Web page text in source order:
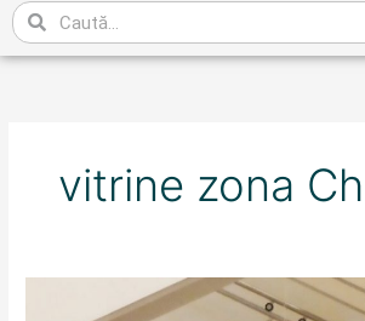
Caută
vitrine zona